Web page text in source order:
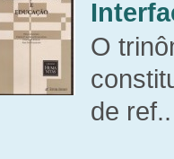
O
de ref..